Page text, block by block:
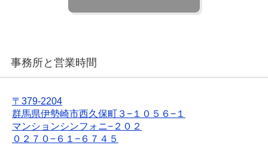
事務所と営業時間
〒379-2204
群馬県伊勢崎市西久保町３−１０５６−１
マンションシンフォニ−２０２
０２７０−６１−６７４５